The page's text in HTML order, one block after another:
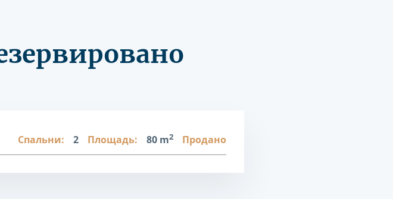
Спальни: 2 Площадь: 80 m2 Продано